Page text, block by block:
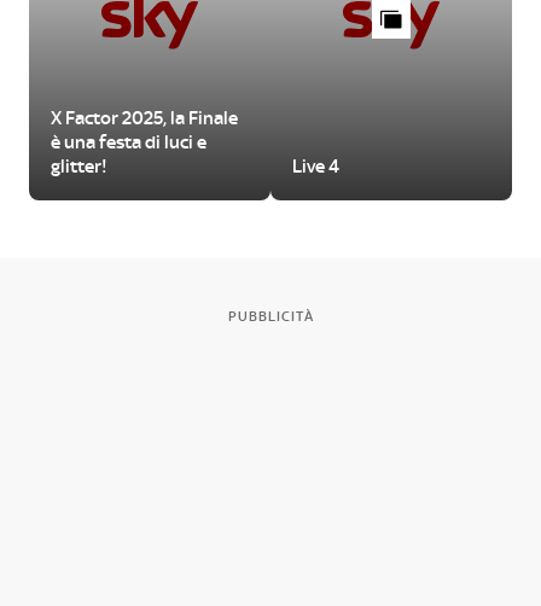
X Factor 2025, la Finale
è una festa di luci e
glitter!
Live 4
PUBBLICITÀ